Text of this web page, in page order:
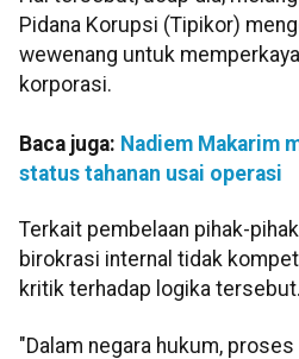
Pidana Korupsi (Tipikor)
wewenang untuk
korporasi.
Baca juga: Nadiem Makarim
status tahanan usai operasi
Terkait pembelaan pihak-
birokrasi internal tidak
kritik terhadap logika tersebut.
"Dalam negara hukum,